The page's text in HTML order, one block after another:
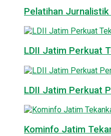
Pelatihan
LDII Jatim Perkuat
LDII Jatim Perkuat
Kominfo Jatim